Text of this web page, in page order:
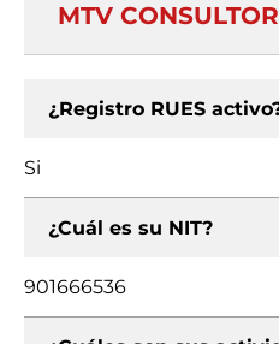
MTV
¿Registro RUES
Si
¿Cuál es su NIT?
901666536